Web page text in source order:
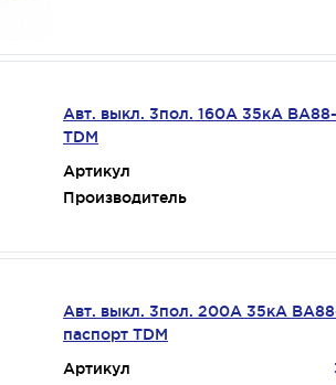
Авт. выкл. 3пол. 160А 35кА
TDM
Артикул
Производитель
Авт. выкл. 3пол. 200А 35кА
паспорт TDM
Артикул